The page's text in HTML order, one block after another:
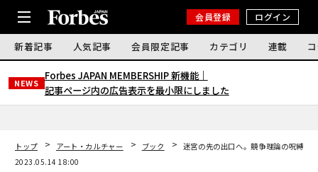
会員登録 ログイン
新着記事 人気記事 会員限定記事 カテゴリ 連載
NEWS
Forbes JAPAN MEMBERSHIP 新機能｜
記事ページ内の広告表示を最小限にしました
トップ アート・カルチャー ブック
迷宮の先の出口へ。競争理論の呪縛を
2023.05.14 18:00